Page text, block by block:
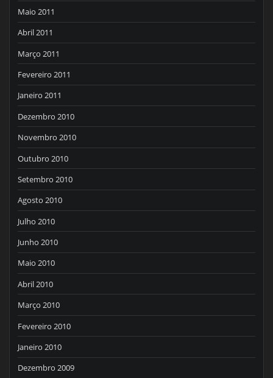
Maio 2011
Abril 2011
Março 2011
Fevereiro 2011
Janeiro 2011
Dezembro 2010
Novembro 2010
Outubro 2010
Setembro 2010
Agosto 2010
Julho 2010
Junho 2010
Maio 2010
Abril 2010
Março 2010
Fevereiro 2010
Janeiro 2010
Dezembro 2009